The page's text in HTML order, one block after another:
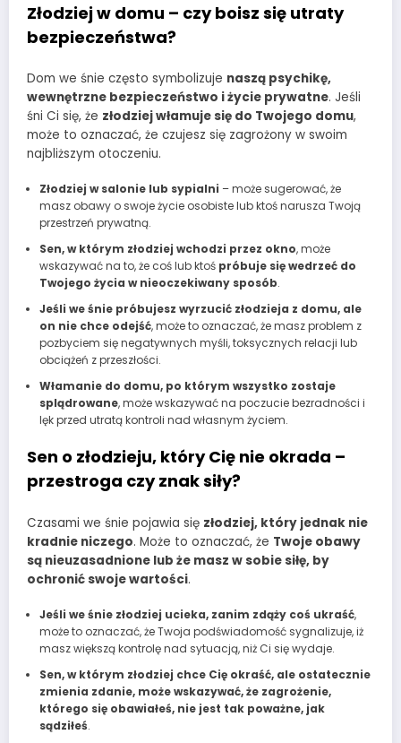
Złodziej w domu – czy boisz się utraty
bezpieczeństwa?
Dom we śnie często symbolizuje naszą psychikę,
wewnętrzne bezpieczeństwo i życie prywatne. Jeśli
śni Ci się, że złodziej włamuje się do Twojego domu,
może to oznaczać, że czujesz się zagrożony w swoim
najbliższym otoczeniu.
Złodziej w salonie lub sypialni – może sugerować, że
masz obawy o swoje życie osobiste lub ktoś narusza Twoją
przestrzeń prywatną.
Sen, w którym złodziej wchodzi przez okno, może
wskazywać na to, że coś lub ktoś próbuje się wedrzeć do
Twojego życia w nieoczekiwany sposób.
Jeśli we śnie próbujesz wyrzucić złodzieja z domu, ale
on nie chce odejść, może to oznaczać, że masz problem z
pozbyciem się negatywnych myśli, toksycznych relacji lub
obciążeń z przeszłości.
Włamanie do domu, po którym wszystko zostaje
splądrowane, może wskazywać na poczucie bezradności i
lęk przed utratą kontroli nad własnym życiem.
Sen o złodzieju, który Cię nie okrada –
przestroga czy znak siły?
Czasami we śnie pojawia się złodziej, który jednak nie
kradnie niczego. Może to oznaczać, że Twoje obawy
są nieuzasadnione lub że masz w sobie siłę, by
ochronić swoje wartości.
Jeśli we śnie złodziej ucieka, zanim zdąży coś ukraść,
może to oznaczać, że Twoja podświadomość sygnalizuje, iż
masz większą kontrolę nad sytuacją, niż Ci się wydaje.
Sen, w którym złodziej chce Cię okraść, ale ostatecznie
zmienia zdanie, może wskazywać, że zagrożenie,
którego się obawiałeś, nie jest tak poważne, jak
sądziłeś.